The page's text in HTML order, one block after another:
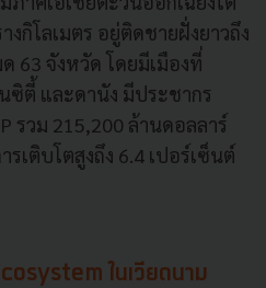
กิโลเมตร อยู่ติดชายฝั่งยาวถึง
63 จังหวัด โดยมีเมืองที่
ซิตี้ และดานัง มีประชากร
รวม 215,200 ล้านดอลลาร์
เติบโตสูงถึง 6.4 เปอร์เซ็นต์
ในเวียดนาม